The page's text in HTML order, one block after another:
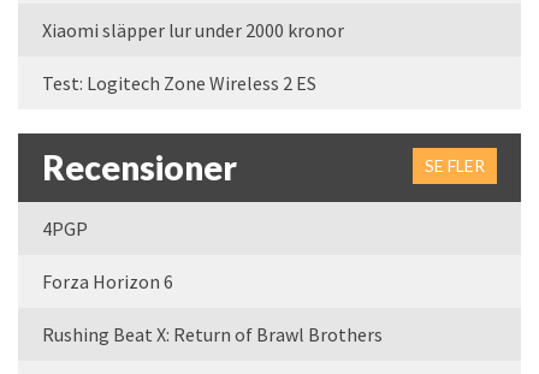
Xiaomi släpper lur under 2000 kronor
Test: Logitech Zone Wireless 2 ES
Recensioner SE FLER
4PGP
Forza Horizon 6
Rushing Beat X: Return of Brawl Brothers